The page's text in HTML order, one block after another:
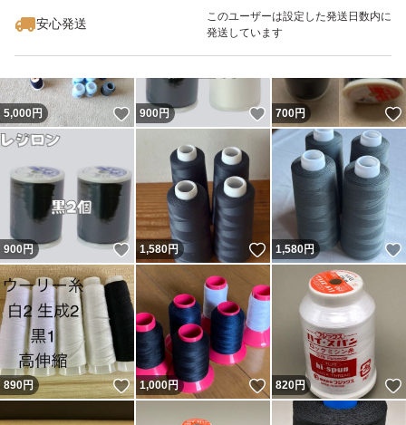
安心発送
このユーザーは設定した発送日数内に
発送しています
5,000円 いいね！
900円 いいね！
700円
900円 いいね！
1,580円 いいね！
1,580円
890円 いいね！
1,000円 いいね！
820円